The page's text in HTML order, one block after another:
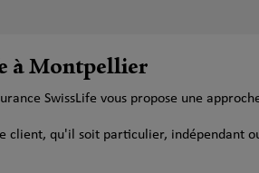
plus
à Montpellier
SwissLife vous propose une
client, qu'il soit particulier,